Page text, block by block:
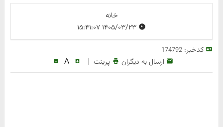
خانه
کدخبر:174792
ارسال به دیگران پرینت |
A